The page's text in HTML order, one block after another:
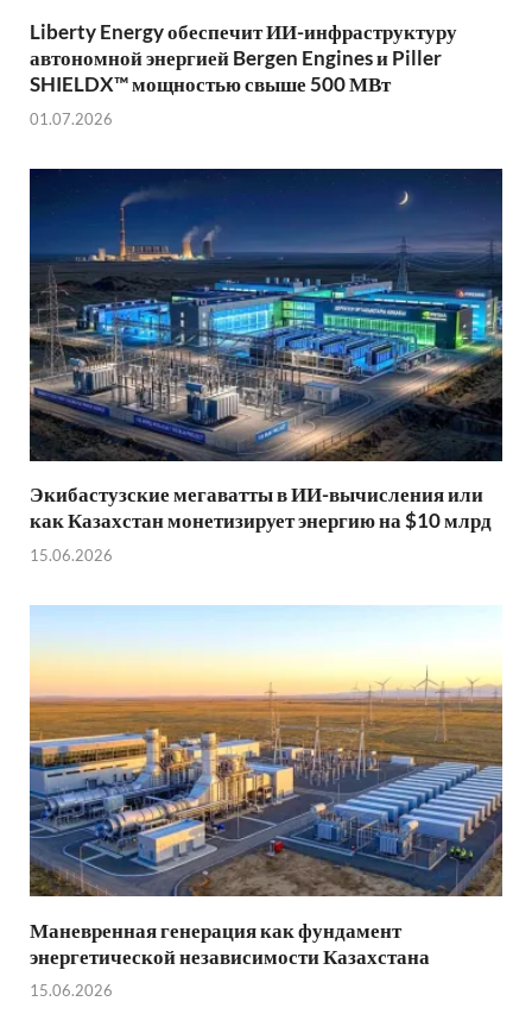
Liberty Energy обеспечит ИИ-инфраструктуру
автономной энергией Bergen Engines и Piller
SHIELDX™ мощностью свыше 500 МВт
01.07.2026
Экибастузские мегаватты в ИИ-вычисления или
как Казахстан монетизирует энергию на $10 млрд
15.06.2026
Маневренная генерация как фундамент
энергетической независимости Казахстана
15.06.2026